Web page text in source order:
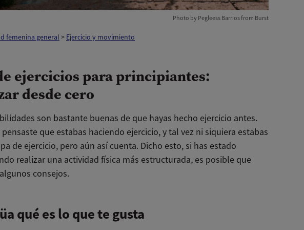
Photo by Pegleess Barrios from Burst
femenina general > Ejercicio y movimiento
ejercicios para principiantes:
desde cero
son bastante buenas de que hayas hecho ejercicio antes.
pensaste que estabas haciendo ejercicio, y tal vez ni siquiera estabas
de ejercicio, pero aún así cuenta. Dicho esto, si has estado
realizar una actividad física más estructurada, es posible que
consejos.
qué es lo que te gusta